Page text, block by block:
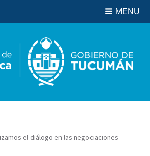
Biblioteca
MENU
el diálogo en las negociaciones